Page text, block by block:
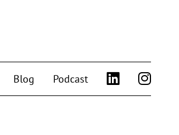
Blog Podcast